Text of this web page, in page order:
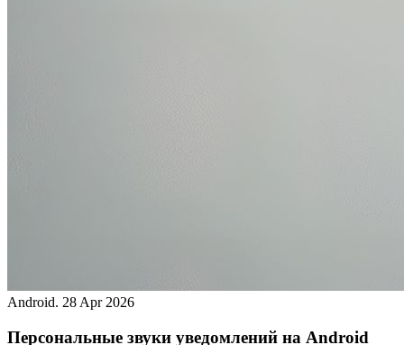
Android. 28 Apr 2026
Персональные звуки уведомлений на Android